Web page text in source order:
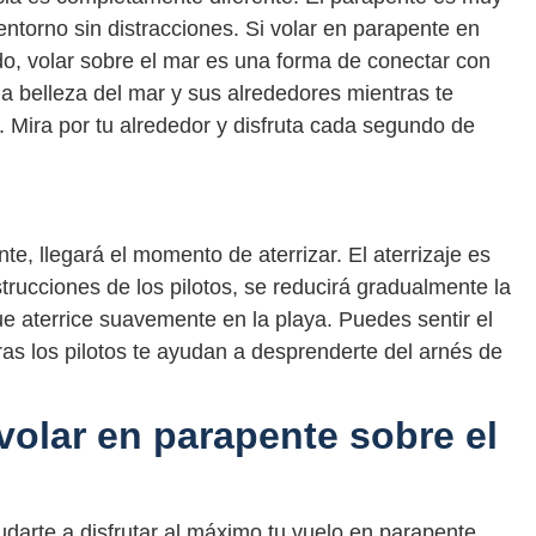
sin distracciones. Si volar en parapente en
volar sobre el mar es una forma de conectar con
belleza del mar y sus alrededores mientras te
por tu alrededor y disfruta cada segundo de
llegará el momento de aterrizar. El aterrizaje es
de los pilotos, se reducirá gradualmente la
aterrice suavemente en la playa. Puedes sentir el
los pilotos te ayudan a desprenderte del arnés de
en parapente sobre el